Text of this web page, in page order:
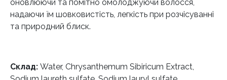
оновлюючи та помітно омолоджуючи волосся,
надаючи їм шовковистість, легкість при розчісуванні
та природний блиск.
Склад: Water, Chrysanthemum Sibiricum Extract,